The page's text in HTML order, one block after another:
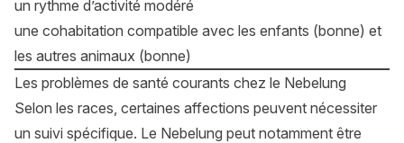
un rythme d’activité modéré
une cohabitation compatible avec les enfants (bonne) et
les autres animaux (bonne)
Les problèmes de santé courants chez le Nebelung
Selon les races, certaines affections peuvent nécessiter
un suivi spécifique. Le Nebelung peut notamment être